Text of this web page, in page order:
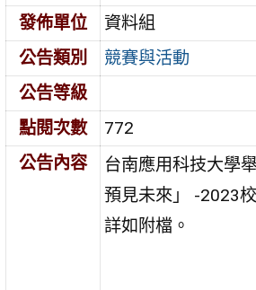
發佈單位
資料組
公告類別
競賽與活動
公告等級
點閱次數
772
公告內容
台南應用科技大學
預見未來」 -2023
詳如附檔。